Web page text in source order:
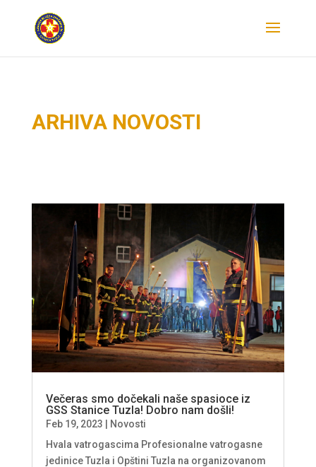
ARHIVA NOVOSTI
Večeras smo dočekali naše spasioce iz
GSS Stanice Tuzla! Dobro nam došli!
Feb 19, 2023
Novosti
Hvala vatrogascima Profesionalne vatrogasne
jedinice Tuzla i Opštini Tuzla na organizovanom